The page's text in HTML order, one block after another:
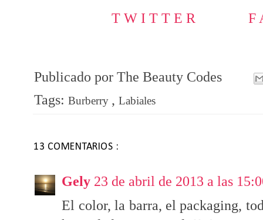
T W I T T E R F
Publicado porThe Beauty Codes
Tags:Burberry ,Labiales
13 COMENTARIOS :
Gely 23 de abril de 2013 a las
El color, la barra, el packaging,